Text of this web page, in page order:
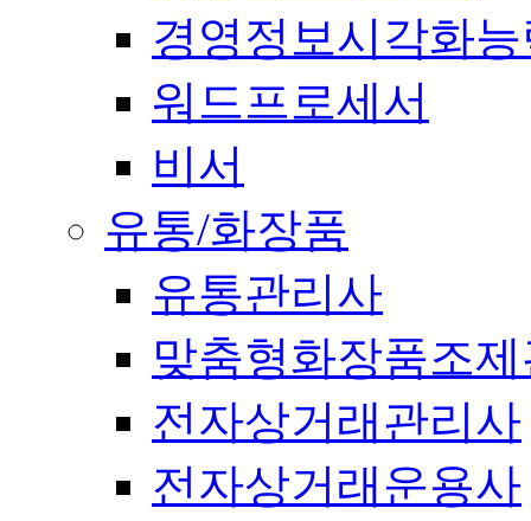
경영정보시각화
워드프로세서
비서
유통/화장품
유통관리사
맞춤형화장품조
전자상거래관리사
전자상거래운용사